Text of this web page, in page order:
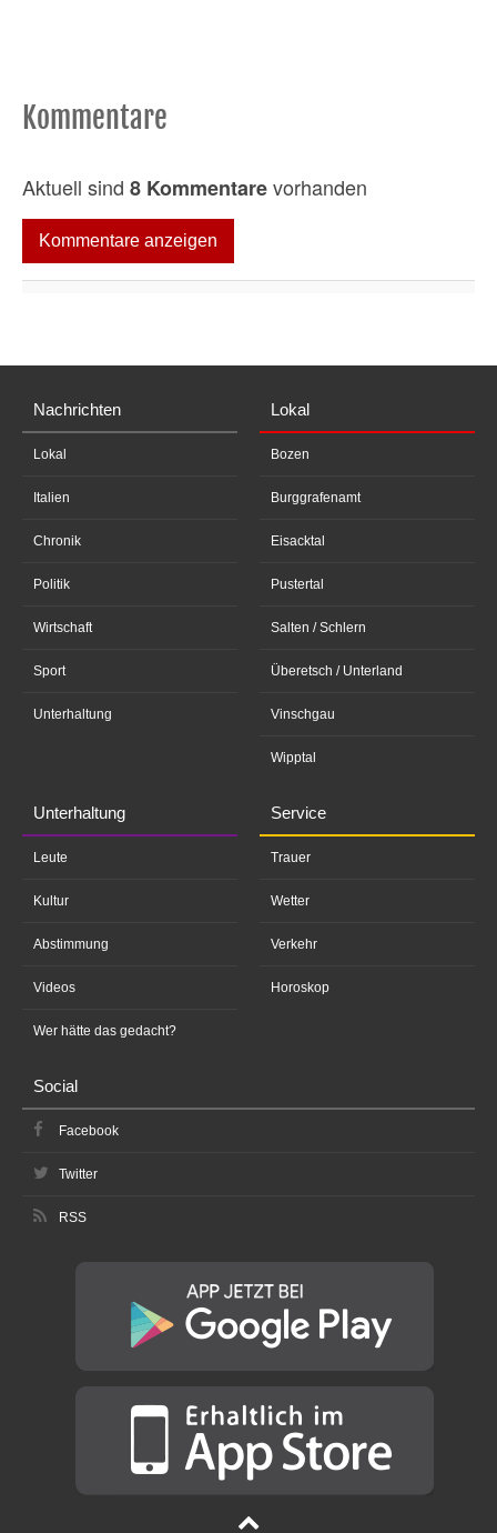
Kommentare
Aktuell sind 8 Kommentarevorhanden
Kommentare anzeigen
Nachrichten
Lokal
Italien
Chronik
Politik
Wirtschaft
Sport
Unterhaltung
Lokal
Bozen
Burggrafenamt
Eisacktal
Pustertal
Salten / Schlern
Überetsch / Unterland
Vinschgau
Wipptal
Unterhaltung
Leute
Kultur
Abstimmung
Videos
Wer hätte das gedacht?
Service
Trauer
Wetter
Verkehr
Horoskop
Social
Facebook
Twitter
RSS